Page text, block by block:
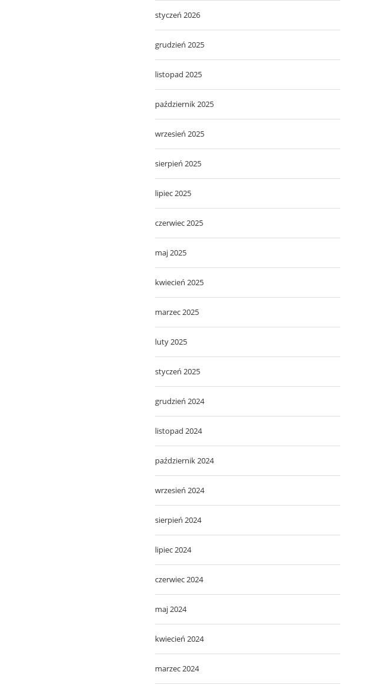
styczeń 2026
grudzień 2025
listopad 2025
październik 2025
wrzesień 2025
sierpień 2025
lipiec 2025
czerwiec 2025
maj 2025
kwiecień 2025
marzec 2025
luty 2025
styczeń 2025
grudzień 2024
listopad 2024
październik 2024
wrzesień 2024
sierpień 2024
lipiec 2024
czerwiec 2024
maj 2024
kwiecień 2024
marzec 2024